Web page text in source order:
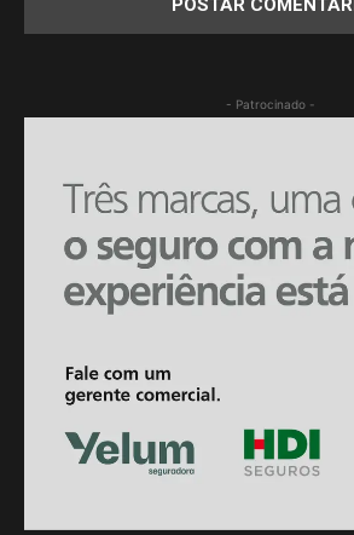
- Patrocinado -